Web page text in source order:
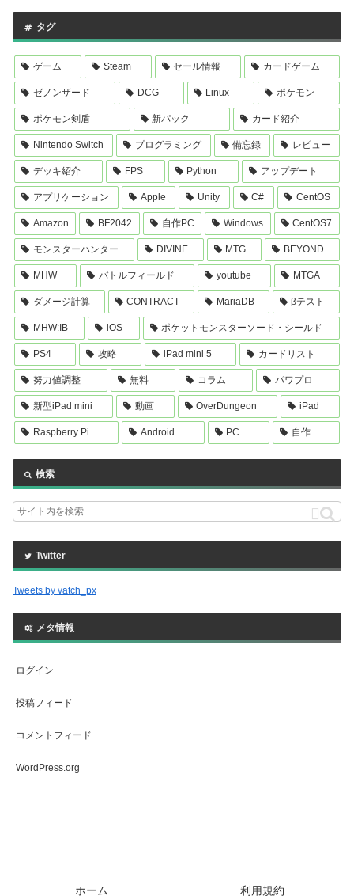
タグ
ゲーム Steam セール情報 カードゲーム
ゼノンザード DCG Linux ポケモン
ポケモン剣盾 新パック カード紹介
Nintendo Switch プログラミング 備忘録 レビュー
デッキ紹介 FPS Python アップデート
アプリケーション Apple Unity C# CentOS
Amazon BF2042 自作PC Windows CentOS7
モンスターハンター DIVINE MTG BEYOND
MHW バトルフィールド youtube MTGA
ダメージ計算 CONTRACT MariaDB βテスト
MHW:IB iOS ポケットモンスターソード・シールド
PS4 攻略 iPad mini 5 カードリスト
努力値調整 無料 コラム パワプロ
新型iPad mini 動画 OverDungeon iPad
Raspberry Pi Android PC 自作
検索
Twitter
Tweets by vatch_px
メタ情報
ログイン
投稿フィード
コメントフィード
WordPress.org
ホーム 利用規約